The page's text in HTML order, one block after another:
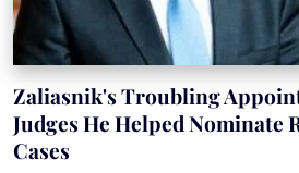
Zaliasnik's Troubling
Judges He Helped Nominate
Cases